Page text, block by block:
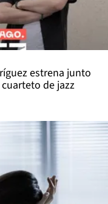
estrena junto
de jazz